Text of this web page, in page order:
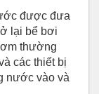
được đưa
lại bể bơi
thường
các thiết bị
nước vào và